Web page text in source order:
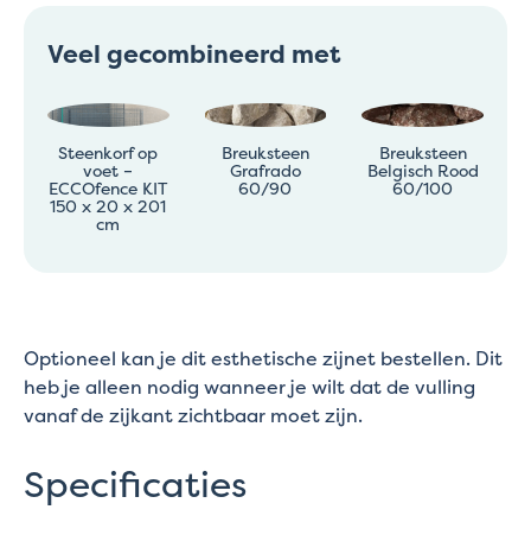
Veel gecombineerd met
Steenkorf op
voet –
ECCOfence KIT
150 x 20 x 201
cm
Breuksteen
Grafrado
60/90
Breuksteen
Belgisch Rood
60/100
Optioneel kan je dit esthetische zijnet bestellen. Dit
heb je alleen nodig wanneer je wilt dat de vulling
vanaf de zijkant zichtbaar moet zijn.
Specificaties